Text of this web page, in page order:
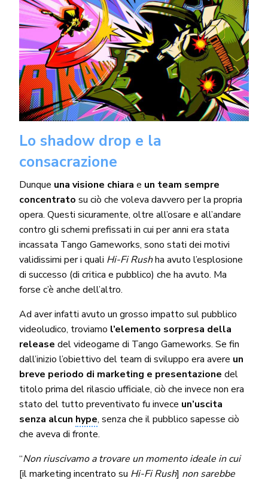
Lo shadow drop e la
consacrazione
Dunque una visione chiara e un team sempre
concentrato su ciò che voleva davvero per la propria
opera. Questi sicuramente, oltre all’osare e all’andare
contro gli schemi prefissati in cui per anni era stata
incassata Tango Gameworks, sono stati dei motivi
validissimi per i quali Hi-Fi Rushha avuto l’esplosione
di successo (di critica e pubblico) che ha avuto. Ma
forse c’è anche dell’altro.
Ad aver infatti avuto un grosso impatto sul pubblico
videoludico, troviamo l’elemento sorpresa della
release del videogame di Tango Gameworks. Se fin
dall’inizio l’obiettivo del team di sviluppo era avere un
breve periodo di marketing e presentazionedel
titolo prima del rilascio ufficiale, ciò che invece non era
stato del tutto preventivato fu invece un’uscita
senza alcun hype, senza che il pubblico sapesse ciò
che aveva di fronte.
“Non riuscivamo a trovare un momento ideale in cui
[il marketing incentrato su Hi-Fi Rush] non sarebbe